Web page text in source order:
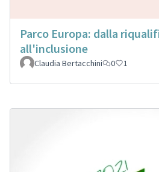
Parco Europa: dalla
all'inclusione
Claudia Bertacchini 0 1